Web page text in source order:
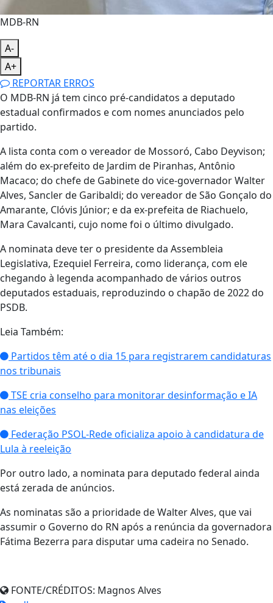
MDB-RN
A-
A+
REPORTAR ERROS
O MDB-RN já tem cinco pré-candidatos a deputado
estadual confirmados e com nomes anunciados pelo
partido.
A lista conta com o vereador de Mossoró, Cabo Deyvison;
além do ex-prefeito de Jardim de Piranhas, Antônio
Macaco; do chefe de Gabinete do vice-governador Walter
Alves, Sancler de Garibaldi; do vereador de São Gonçalo do
Amarante, Clóvis Júnior; e da ex-prefeita de Riachuelo,
Mara Cavalcanti, cujo nome foi o último divulgado.
A nominata deve ter o presidente da Assembleia
Legislativa, Ezequiel Ferreira, como liderança, com ele
chegando à legenda acompanhado de vários outros
deputados estaduais, reproduzindo o chapão de 2022 do
PSDB.
Leia Também:
Partidos têm até o dia 15 para registrarem candidaturas
nos tribunais
TSE cria conselho para monitorar desinformação e IA
nas eleições
Federação PSOL-Rede oficializa apoio à candidatura de
Lula à reeleição
Por outro lado, a nominata para deputado federal ainda
está zerada de anúncios.
As nominatas são a prioridade de Walter Alves, que vai
assumir o Governo do RN após a renúncia da governadora
Fátima Bezerra para disputar uma cadeira no Senado.
FONTE/CRÉDITOS: Magnos Alves